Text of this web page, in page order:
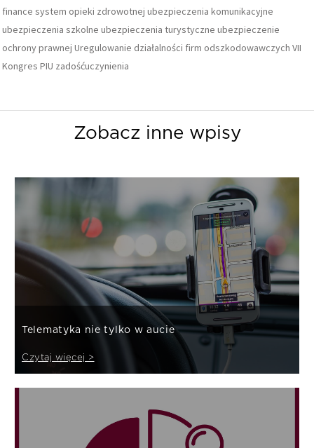
finance system opieki zdrowotnej ubezpieczenia komunikacyjne
ubezpieczenia szkolne ubezpieczenia turystyczne ubezpieczenie
ochrony prawnej Uregulowanie działalności firm odszkodowawczych VII
Kongres PIU zadośćuczynienia
Zobacz inne wpisy
Telematyka nie tylko w aucie
Czytaj więcej >